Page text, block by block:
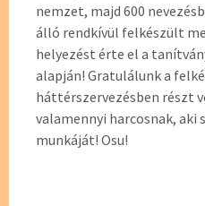
nemzet, majd 600
álló rendkívül felkészült
helyezést érte el a
alapján! Gratulálunk a
háttérszervezésben részt
valamennyi harcosnak, aki
munkáját! Osu!